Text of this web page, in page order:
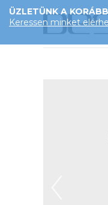
ÜZLETÜNK A
Keressen minket